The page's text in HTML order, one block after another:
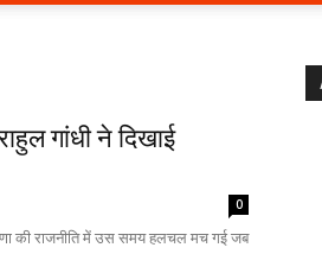
गांधी ने दिखाई
0
की राजनीति में उस समय हलचल मच गई जब